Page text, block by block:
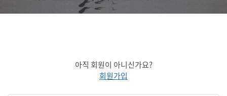
아직 회원이 아니신가요?
회원가입